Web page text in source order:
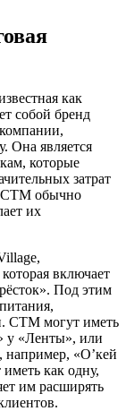
как
собой бренд
Она является
которые
затрат
СТМ обычно
их
включает
Под этим
СТМ могут иметь
у «Ленты», или
например, «О’кей
как одну,
им расширять